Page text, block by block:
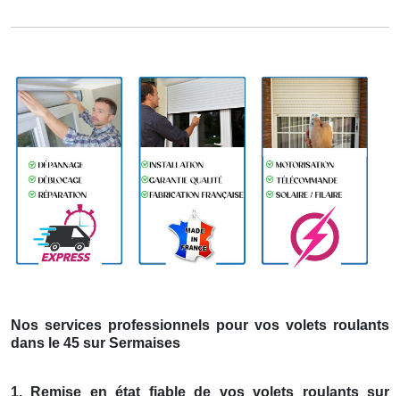
Nos services professionnels pour vos volets roulants
dans le 45 sur Sermaises
1. Remise en état fiable de vos volets roulants sur